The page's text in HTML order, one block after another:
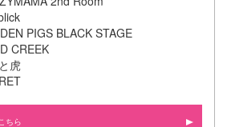
PIGS BLACK STAGE
CREEK
虎
ちら